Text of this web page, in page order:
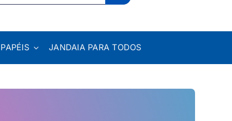
PAPÉIS JANDAIA PARA TODOS